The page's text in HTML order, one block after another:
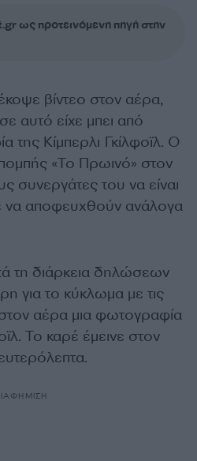
ως προτεινόμενη πηγή στην
βίντεο στον αέρα,
αυτό είχε μπει από
της Κίμπερλι Γκίλφοϊλ. Ο
«Το Πρωινό» στον
συνεργάτες του να είναι
να αποφευχθούν ανάλογα
τη διάρκεια δηλώσεων
για το κύκλωμα με τις
αέρα μια φωτογραφία
Το καρέ έμεινε στον